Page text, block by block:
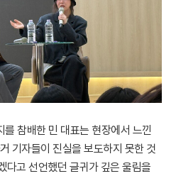
참배한 민 대표는 현장에서 느낀
기자들이 진실을 보도하지 못한 것
다고 선언했던 글귀가 깊은 울림을